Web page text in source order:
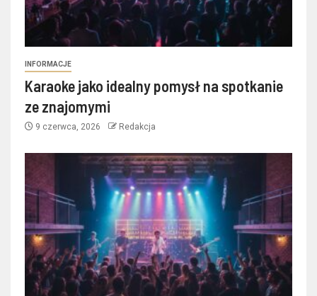
INFORMACJE
Karaoke jako idealny pomysł na spotkanie
ze znajomymi
9 czerwca, 2026 Redakcja